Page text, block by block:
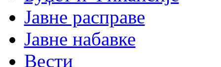
Јавне расправе
Јавне набавке
Вести